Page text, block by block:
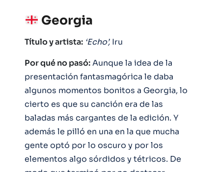
Georgia
Título y artista: ‘Echo’, Iru
Por qué no pasó:Aunque la idea de la
presentación fantasmagórica le daba
algunos momentos bonitos a Georgia, lo
cierto es que su canción era de las
baladas más cargantes de la edición. Y
además le pilló en una en la que mucha
gente optó por lo oscuro y por los
elementos algo sórdidos y tétricos. De